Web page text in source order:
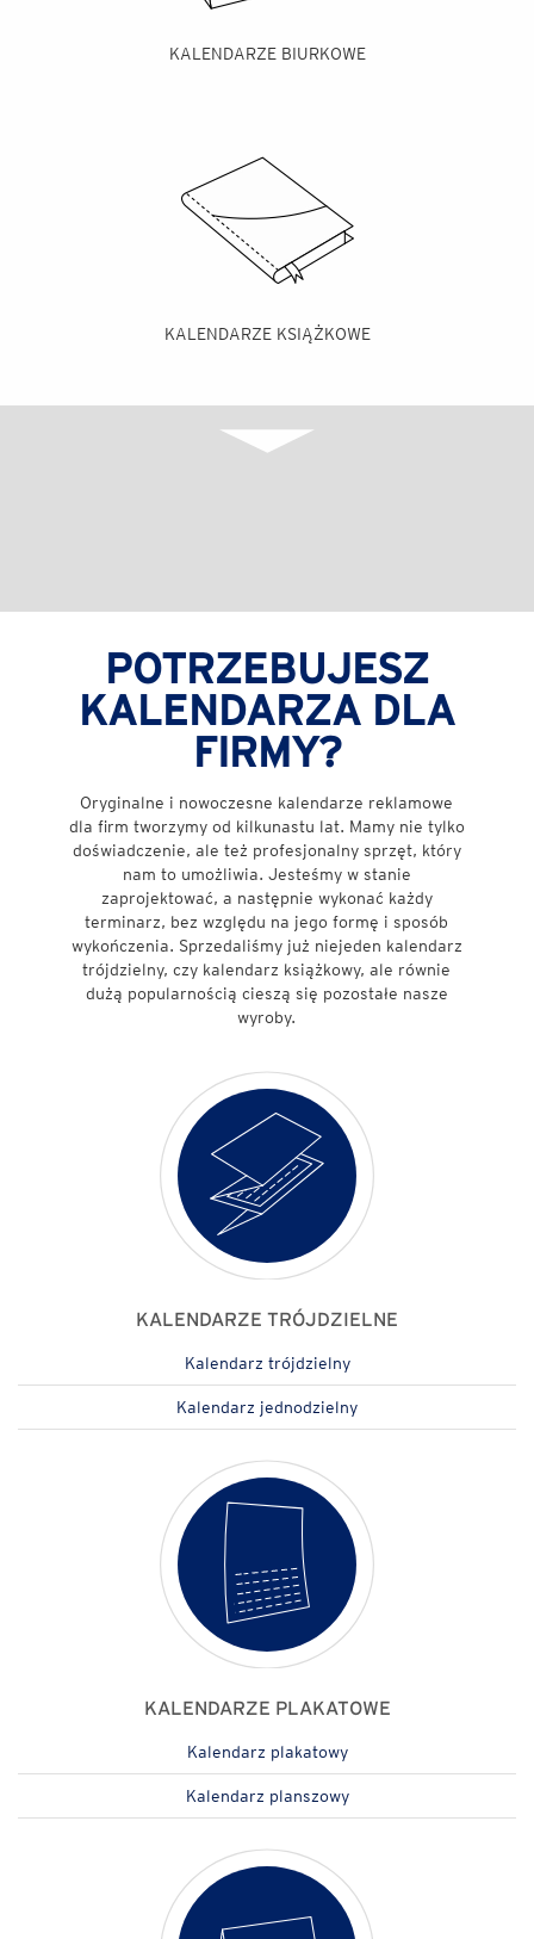
KALENDARZE BIURKOWE
KALENDARZE KSIĄŻKOWE
KALENDARZ TRÓJDZIELNY
KALENDARZ JEDNODZIELNY
KALENDARZ PLAKATOWY
KALENDARZ WIELOPLANSZOWY
KALENDARZ BIURKOWY STOJĄCY
KALENDARZ BIURKOWY LEŻĄCY
KALENDARZ DZIENNY
KALENDARZ TYGODNIOWY
KALENDARZ Z NOTESEM
KALENDARZ A4
KALENDARZ B5
KALENDARZ A5
KALENDARZ A6
KALENDARZ A4
KALENDARZ B5
KALENDARZ A6
KALENDARZ A4
KALENDARZ B5
KALENDARZ A5
OKŁADKA SKÓROPODOBNA
OKŁADKA Z GRAFIKĄ FIRMOWĄ
POTRZEBUJESZ
KALENDARZA DLA
FIRMY?
Oryginalne i nowoczesne kalendarze reklamowe
dla firm tworzymy od kilkunastu lat. Mamy nie tylko
doświadczenie, ale też profesjonalny sprzęt, który
nam to umożliwia. Jesteśmy w stanie
zaprojektować, a następnie wykonać każdy
terminarz, bez względu na jego formę i sposób
wykończenia. Sprzedaliśmy już niejeden kalendarz
trójdzielny, czy kalendarz książkowy, ale równie
dużą popularnością cieszą się pozostałe nasze
wyroby.
KALENDARZE TRÓJDZIELNE
Kalendarz trójdzielny
Kalendarz jednodzielny
KALENDARZE PLAKATOWE
Kalendarz plakatowy
Kalendarz planszowy